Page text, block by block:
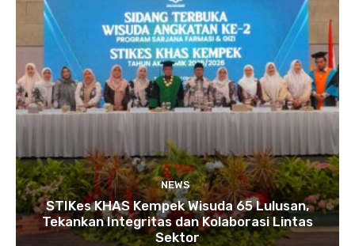
NEWS
STIKes KHAS Kempek Wisuda 65 Lulusan,
Tekankan Integritas dan Kolaborasi Lintas
Sektor